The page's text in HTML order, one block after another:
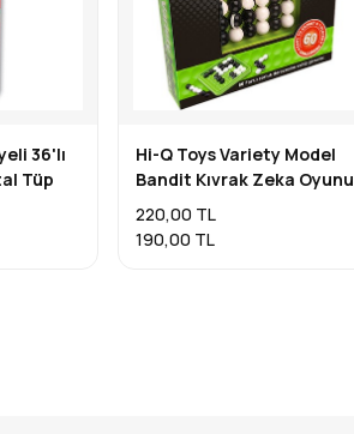
36'lı
Tüp
Hi-Q Toys Variety Model
Bandit Kıvrak Zeka Oyunu
220,00 TL
190,00 TL